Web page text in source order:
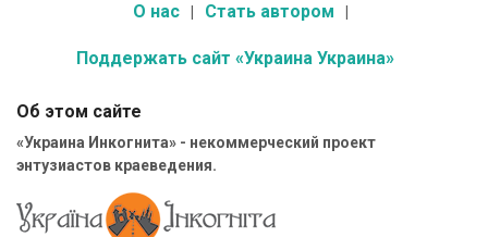
О нас Стать автором
Поддержать сайт «Украина Украина»
Об этом сайте
«Украина Инкогнита» - некоммерческий проект
энтузиастов краеведения.